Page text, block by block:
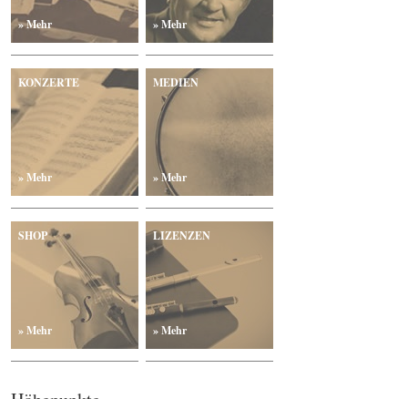
» Mehr » Mehr
KONZERTE
» Mehr
MEDIEN
» Mehr
SHOP
» Mehr
LIZENZEN
» Mehr